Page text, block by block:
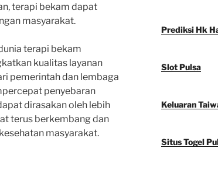
terapi bekam dapat
masyarakat.
terapi bekam
kualitas layanan
pemerintah dan lembaga
penyebaran
dirasakan oleh lebih
terus berkembang dan
masyarakat.
Prediksi Hk
Slot Pulsa
Keluaran
Situs Togel